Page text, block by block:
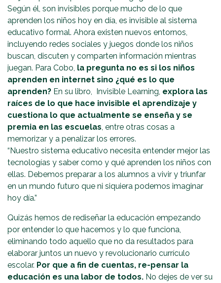
Según él, son invisibles porque mucho de lo que
aprenden los niños hoy en día, es invisible al sistema
educativo formal. Ahora existen nuevos entornos,
incluyendo redes sociales y juegos donde los niños
buscan, discuten y comparten información mientras
juegan. Para Cobo, la pregunta no es si los niños
aprenden en internet sino ¿qué es lo que
aprenden? En su libro, Invisible Learning, explora las
raíces de lo que hace invisible el aprendizaje y
cuestiona lo que actualmente se enseña y se
premia en las escuelas, entre otras cosas a
memorizar y a penalizar los errores.
“Nuestro sistema educativo necesita entender mejor las
tecnologías y saber como y qué aprenden los niños con
ellas. Debemos preparar a los alumnos a vivir y triunfar
en un mundo futuro que ni siquiera podemos imaginar
hoy día.”
Quizás hemos de rediseñar la educación empezando
por entender lo que hacemos y lo que funciona,
eliminando todo aquello que no da resultados para
elaborar juntos un nuevo y revolucionario currículo
escolar. Por que a fin de cuentas, re-pensar la
educación es una labor de todos. No dejes de ver su